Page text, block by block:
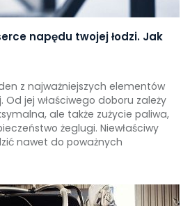
napędu twojej łodzi. Jak
z najważniejszych elementów
Od jej właściwego doboru zależy
ale także zużycie paliwa,
żeglugi. Niewłaściwy
nawet do poważnych